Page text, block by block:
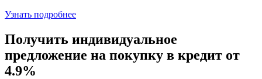
Узнать подробнее
Получить индивидуальное
предложение на покупку в кредит от
4.9%